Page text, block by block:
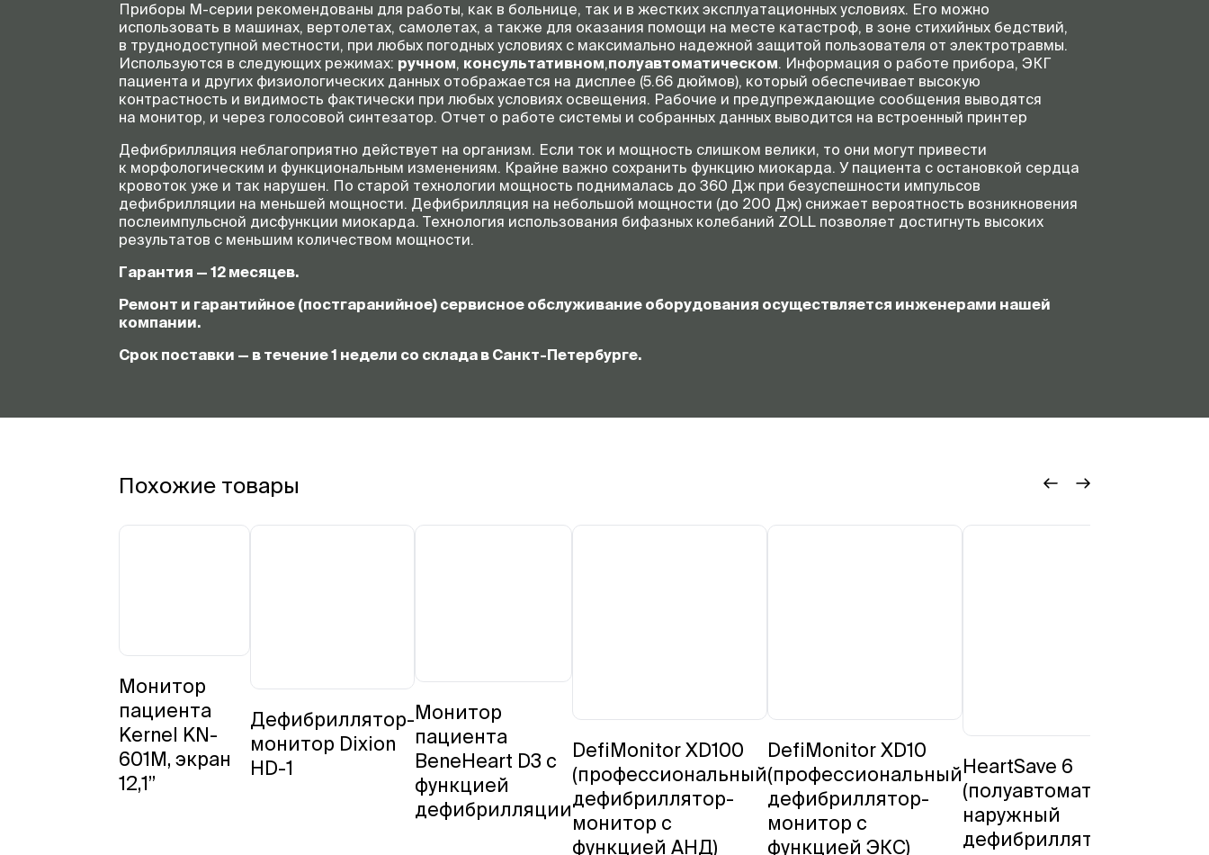
Приборы М-серии рекомендованы для работы, как в больнице, так и в жестких эксплуатационных условиях. Его можно
использовать в машинах, вертолетах, самолетах, а также для оказания помощи на месте катастроф, в зоне стихийных бедствий,
в труднодоступной местности, при любых погодных условиях с максимально надежной защитой пользователя от электротравмы.
Используются в следующих режимах: ручном, консультативном,полуавтоматическом. Информация о работе прибора, ЭКГ
пациента и других физиологических данных отображается на дисплее (5.66 дюймов), который обеспечивает высокую
контрастность и видимость фактически при любых условиях освещения. Рабочие и предупреждающие сообщения выводятся
на монитор, и через голосовой синтезатор. Отчет о работе системы и собранных данных выводится на встроенный принтер
Дефибрилляция неблагоприятно действует на организм. Если ток и мощность слишком велики, то они могут привести
к морфологическим и функциональным изменениям. Крайне важно сохранить функцию миокарда. У пациента с остановкой сердца
кровоток уже и так нарушен. По старой технологии мощность поднималась до 360 Дж при безуспешности импульсов
дефибрилляции на меньшей мощности. Дефибрилляция на небольшой мощности (до 200 Дж) снижает вероятность возникновения
послеимпульсной дисфункции миокарда. Технология использования бифазных колебаний ZOLL позволяет достигнуть высоких
результатов с меньшим количеством мощности.
Гарантия — 12 месяцев.
Ремонт и гарантийное (постгаранийное) сервисное обслуживание оборудования осуществляется инженерами нашей
компании.
Срок поставки — в течение 1 недели со склада в Санкт-Петербурге.
Похожие товары
Монитор
пациента
Kernel KN-
601M, экран
12,1”
Дефибриллятор-
монитор Dixion
HD-1
Монитор
пациента
BeneHeart D3 с
функцией
дефибрилляции
DefiMonitor XD100
(професcиональный
дефибриллятор-
монитор с
функцией АНД)
DefiMonitor XD10
(професcиональный
дефибриллятор-
монитор с
функцией ЭКС)
HeartSave 6
(полуавтоматический
наружный
дефибриллятор с